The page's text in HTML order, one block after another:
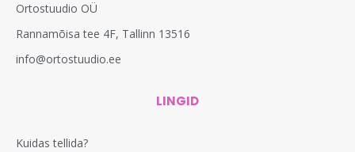
Ortostuudio OÜ
Rannamõisa tee 4F, Tallinn 13516
info@ortostuudio.ee
LINGID
Kuidas tellida?